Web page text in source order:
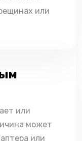
или
или
может
или